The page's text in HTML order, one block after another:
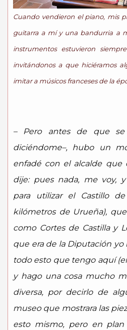
Cuando vendieron el piano, mis
guitarra a mí y una bandurria a
instrumentos estuvieron
invitándonos a que hiciéramos
imitar a músicos franceses de la
– Pero antes de que se
diciéndome–, hubo un
enfadé con el alcalde que
dije: pues nada, me voy,
para utilizar el Castillo
kilómetros de Urueña),
como Cortes de Castilla y
que era de la Diputación
todo esto que tengo aquí
y hago una cosa mucho
diversa, por decirlo de
museo que mostrara las
esto mismo, pero en plan